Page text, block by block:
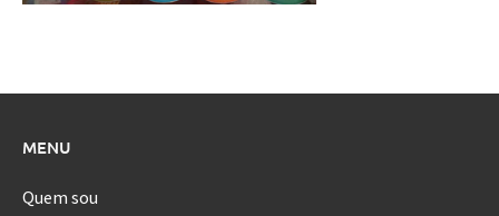
MENU
Quem sou